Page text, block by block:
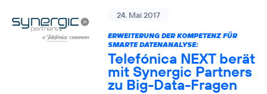
24. Mai 2017
ERWEITERUNG DER KOMPETENZ FÜR
SMARTE DATENANALYSE:
Telefónica NEXT berät
mit Synergic Partners
zu Big-Data-Fragen